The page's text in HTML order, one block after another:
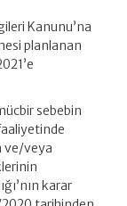
Kanunu’na
planlanan
sebebin
ve/veya
karar